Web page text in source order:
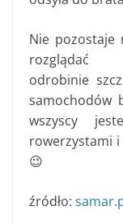
Nie pozostaje
odrobinie
samochodów
wszyscy
rowerzystami
😉
źródło: